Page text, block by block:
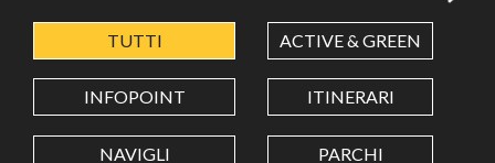
LATITUDINE
LONGITUDINE
TUTTI ACTIVE & GREEN
INFOPOINT ITINERARI
NAVIGLI PARCHI